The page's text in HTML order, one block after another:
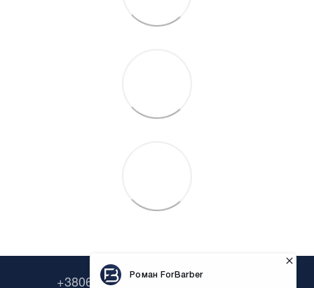
+380638322646 +380673954135